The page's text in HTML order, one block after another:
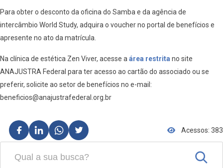
Para obter o desconto da oficina do Samba e da agência de
intercâmbio World Study, adquira o voucher no portal de benefícios e
apresente no ato da matrícula.
Na clínica de estética Zen Viver, acesse a área restrita no site
ANAJUSTRA Federal para ter acesso ao cartão do associado ou se
preferir, solicite ao setor de benefícios no e-mail:
beneficios@anajustrafederal.org.br
Acessos: 383